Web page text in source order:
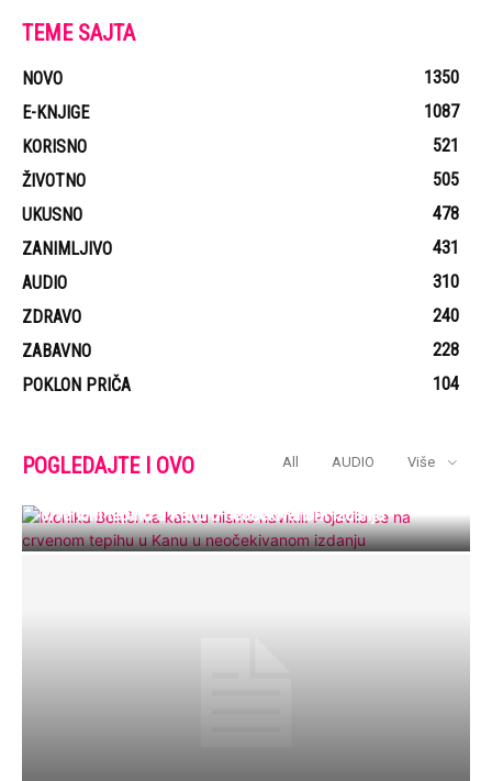
TEME SAJTA
NOVO
1350
E-KNJIGE
1087
KORISNO
521
ŽIVOTNO
505
UKUSNO
478
ZANIMLJIVO
431
AUDIO
310
ZDRAVO
240
ZABAVNO
228
POKLON PRIČA
104
POGLEDAJTE I OVO All AUDIO Više
crvenom tepihu u Kanu u neočekivanom izdanju